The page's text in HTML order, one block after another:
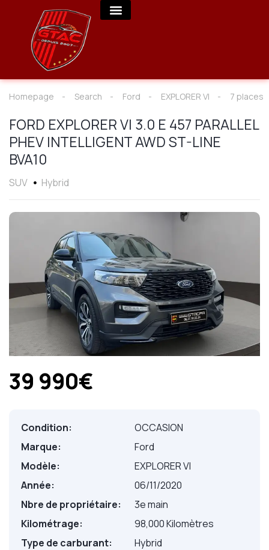
Homepage Search Ford EXPLORER VI 7 places
FORD EXPLORER VI 3.0 E 457 PARALLEL
PHEV INTELLIGENT AWD ST-LINE
BVA10
SUV Hybrid
39 990€
Condition:
OCCASION
Marque:
Ford
Modèle:
EXPLORER VI
Année:
06/11/2020
Nbre de propriétaire:
3e main
Kilométrage:
98,000 Kilomètres
Type de carburant:
Hybrid